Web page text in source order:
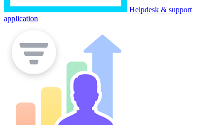
Helpdesk & support
application